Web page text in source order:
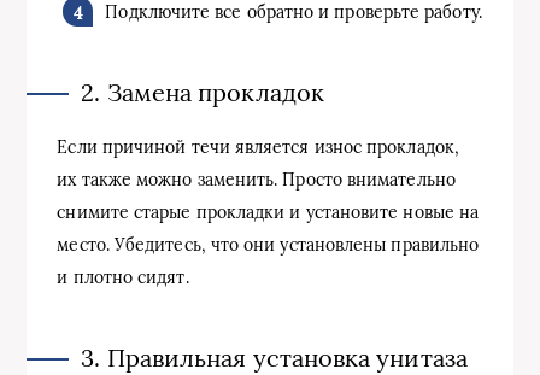
Подключите все обратно и проверьте работу.
2. Замена прокладок
Если причиной течи является износ прокладок,
их также можно заменить. Просто внимательно
снимите старые прокладки и установите новые на
место. Убедитесь, что они установлены правильно
и плотно сидят.
3. Правильная установка унитаза